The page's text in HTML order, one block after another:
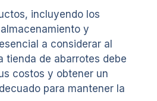
incluyendo los
y
a considerar al
tienda de abarrotes debe
costos y obtener un
para mantener la